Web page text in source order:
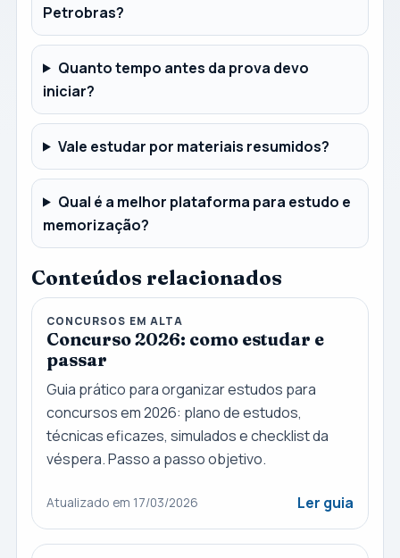
Petrobras?
Quanto tempo antes da prova devo
iniciar?
Vale estudar por materiais resumidos?
Qual é a melhor plataforma para estudo e
memorização?
Conteúdos relacionados
CONCURSOS EM ALTA
Concurso 2026: como estudar e
passar
Guia prático para organizar estudos para
concursos em 2026: plano de estudos,
técnicas eficazes, simulados e checklist da
véspera. Passo a passo objetivo.
Atualizado em 17/03/2026 Ler guia